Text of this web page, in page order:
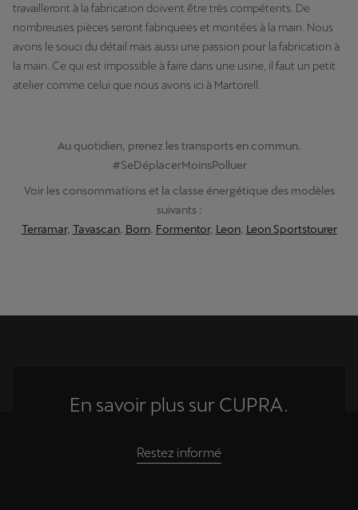
travailleront à la fabrication doivent être très compétents. De
nombreuses pièces seront fabriquées et montées à la main. Nous
avons le souci du détail mais aussi une passion pour la fabrication à
la main. Ce qui est impossible à faire dans une usine, il faut un petit
atelier comme celui que nous avons ici à Martorell.
Au quotidien, prenez les transports en commun.
#SeDéplacerMoinsPolluer
Voir les consommations et la classe énergétique des modèles
suivants :
Terramar, Tavascan, Born, Formentor, Leon, Leon Sportstourer
En savoir plus sur CUPRA.
Restez informé